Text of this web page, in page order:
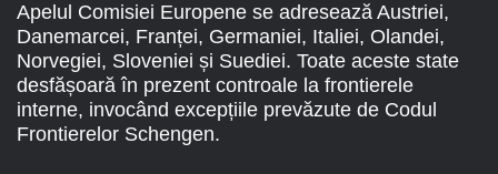
Apelul Comisiei Europene se adresează Austriei,
Danemarcei, Franței, Germaniei, Italiei, Olandei,
Norvegiei, Sloveniei și Suediei. Toate aceste state
desfășoară în prezent controale la frontierele
interne, invocând excepțiile prevăzute de Codul
Frontierelor Schengen.